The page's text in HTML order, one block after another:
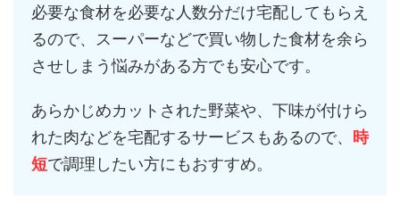
必要な食材を必要な人数分だけ宅配してもらえ
るので、スーパーなどで買い物した食材を余ら
させしまう悩みがある方でも安心です。
あらかじめカットされた野菜や、下味が付けら
れた肉などを宅配するサービスもあるので、
時
短で調理したい方にもおすすめ。